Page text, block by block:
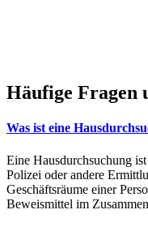
Häufige Fragen
Was ist eine
Eine Hausdurchsuchung
Polizei oder andere
Geschäftsräume einer
Beweismittel im